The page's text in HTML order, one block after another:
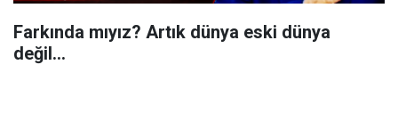
Farkında mıyız? Artık dünya eski dünya
değil...